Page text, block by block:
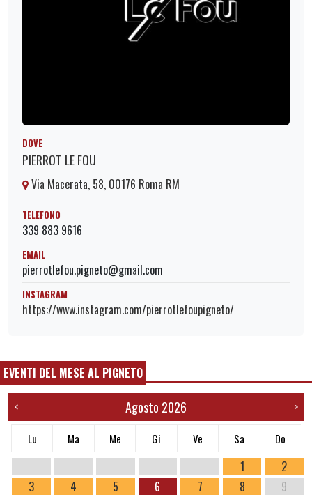
DOVE
PIERROT LE FOU
Via Macerata, 58, 00176 Roma RM
TELEFONO
339 883 9616
EMAIL
pierrotlefou.pigneto@gmail.com
INSTAGRAM
https://www.instagram.com/pierrotlefoupigneto/
EVENTI DEL MESE AL PIGNETO
< Agosto 2026 >
Lu Ma Me Gi Ve Sa Do
1
2
3
4 5 6 7 8 9